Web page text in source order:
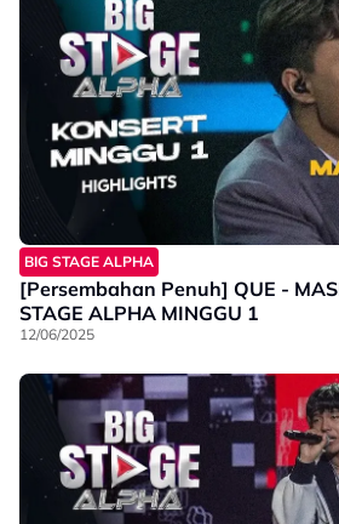
BIG STAGE ALPHA
[Persembahan Penuh] QUE -
STAGE ALPHA MINGGU 1
12/06/2025